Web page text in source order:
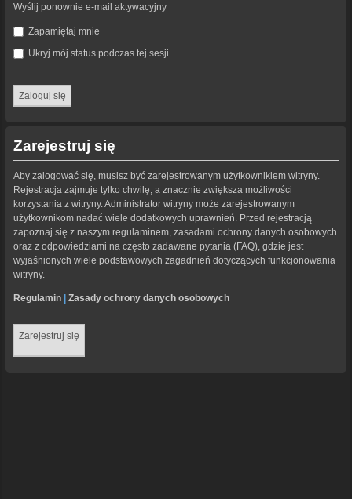
Wyślij ponownie e-mail aktywacyjny
Zapamiętaj mnie
Ukryj mój status podczas tej sesji
Zarejestruj się
Aby zalogować się, musisz być zarejestrowanym użytkownikiem witryny.
Rejestracja zajmuje tylko chwilę, a znacznie zwiększa możliwości
korzystania z witryny. Administrator witryny może zarejestrowanym
użytkownikom nadać wiele dodatkowych uprawnień. Przed rejestracją
zapoznaj się z naszym regulaminem, zasadami ochrony danych osobowych
oraz z odpowiedziami na często zadawane pytania (FAQ), gdzie jest
wyjaśnionych wiele podstawowych zagadnień dotyczących funkcjonowania
witryny.
Regulamin | Zasady ochrony danych osobowych
Zarejestruj się